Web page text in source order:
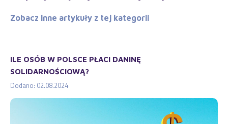
Zobacz inne artykuły z tej kategorii
ILE OSÓB W POLSCE PŁACI DANINĘ
SOLIDARNOŚCIOWĄ?
Dodano: 02.08.2024